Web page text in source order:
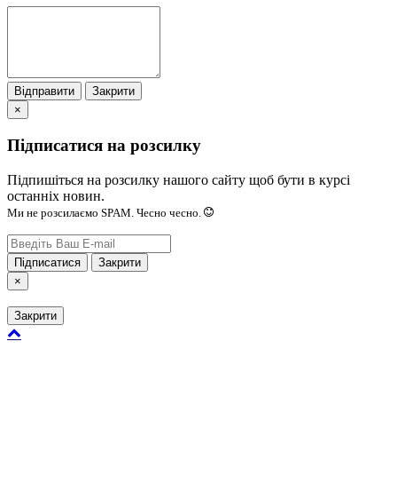
Відправити
Закрити
×
Підписатися на розсилку
Підпишіться на розсилку нашого сайту щоб бути в курсі
останніх новин.
Ми не розсилаємо SPAM. Чесно чесно.
Підписатися
Закрити
×
Закрити